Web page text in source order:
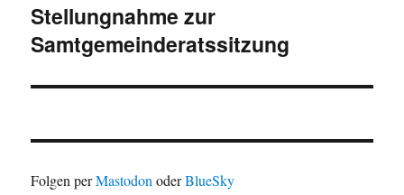
Nächster
Beitrag:
Stellungnahme zur
Samtgemeinderatssitzung
Folgen perMastodonoderBlueSky